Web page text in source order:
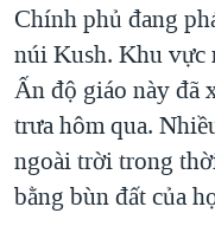
VĂN HOÁ
THỂ THAO
GIÁO DỤC
GROUND ZERO –
CHI PHÍ CHIẾN
CÁC GIÁ TRỊ CỘNG
THƯỢNG ĐỈNH
TRỊNH VĨNH BÌNH
Ngôn ngữ khác
Chính phủ đang
núi Kush. Khu vực
Ấn độ giáo này đã
trưa hôm qua.
ngoài trời trong
bằng bùn đất của